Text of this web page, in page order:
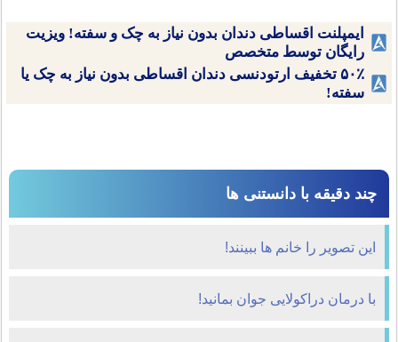
ایمپلنت اقساطی دندان بدون نیاز به چک و سفته! ویزیت
رایگان توسط متخصص
۵۰٪ تخفیف ارتودنسی دندان اقساطی بدون نیاز به چک یا
سفته!
چند دقیقه با دانستنی ها
این تصویر را خانم ها ببینند!
با درمان دراکولایی جوان بمانید!